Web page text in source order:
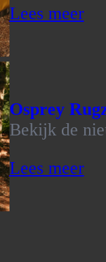
Lees meer
Osprey
Bekijk de
Lees meer